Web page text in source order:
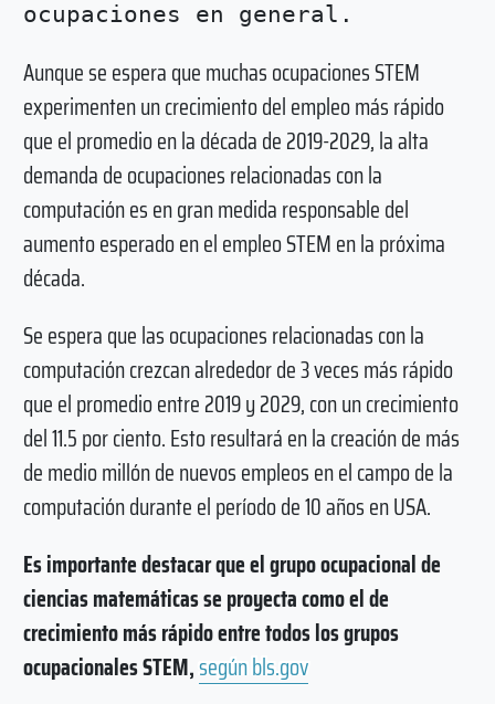
ocupaciones en general.
Aunque se espera que muchas ocupaciones STEM
experimenten un crecimiento del empleo más rápido
que el promedio en la década de 2019-2029, la alta
demanda de ocupaciones relacionadas con la
computación es en gran medida responsable del
aumento esperado en el empleo STEM en la próxima
década.
Se espera que las ocupaciones relacionadas con la
computación crezcan alrededor de 3 veces más rápido
que el promedio entre 2019 y 2029, con un crecimiento
del 11.5 por ciento. Esto resultará en la creación de más
de medio millón de nuevos empleos en el campo de la
computación durante el período de 10 años en USA.
Es importante destacar que el grupo ocupacional de
ciencias matemáticas se proyecta como el de
crecimiento más rápido entre todos los grupos
ocupacionales STEM,según bls.gov